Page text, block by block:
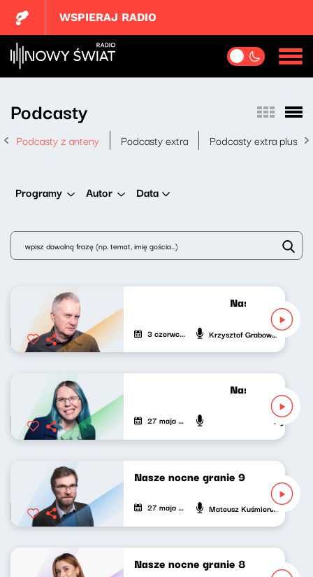
WSPIERAJ RADIO
Podcasty
Podcasty z anteny Podcasty extra Podcasty extra plus
Programy Autor Data
Nasze nocne
3 czerwca 2021 Krzysztof Grabowski
Nasze nocne
27 maja 2021 Agnieszka
Nasze nocne granie 9
27 maja 2021 Mateusz Kuśmierek
Nasze nocne granie 8